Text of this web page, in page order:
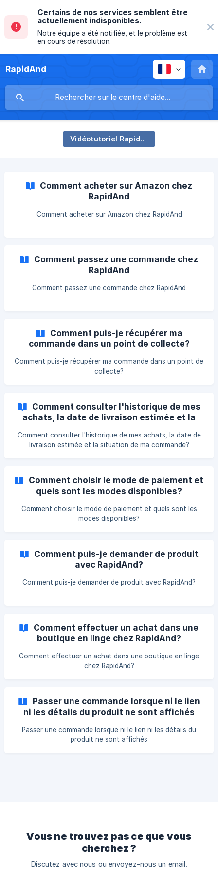
Certains de nos services semblent être
actuellement indisponibles.
Notre équipe a été notifiée, et le problème est
en cours de résolution.
RapidAnd
Vidéotutoriel RapidAnd
Comment acheter sur Amazon chez
RapidAnd
Comment acheter sur Amazon chez RapidAnd
Comment passez une commande chez
RapidAnd
Comment passez une commande chez RapidAnd
Comment puis-je récupérer ma
commande dans un point de collecte?
Comment puis-je récupérer ma commande dans un point de
collecte?
Comment consulter l'historique de mes
achats, la date de livraison estimée et la
Comment consulter l'historique de mes achats, la date de
livraison estimée et la situation de ma commande?
Comment choisir le mode de paiement et
quels sont les modes disponibles?
Comment choisir le mode de paiement et quels sont les
modes disponibles?
Comment puis-je demander de produit
avec RapidAnd?
Comment puis-je demander de produit avec RapidAnd?
Comment effectuer un achat dans une
boutique en linge chez RapidAnd?
Comment effectuer un achat dans une boutique en linge
chez RapidAnd?
Passer une commande lorsque ni le lien
ni les détails du produit ne sont affichés
Passer une commande lorsque ni le lien ni les détails du
produit ne sont affichés
Vous ne trouvez pas ce que vous
cherchez ?
Discutez avec nous ou envoyez-nous un email.